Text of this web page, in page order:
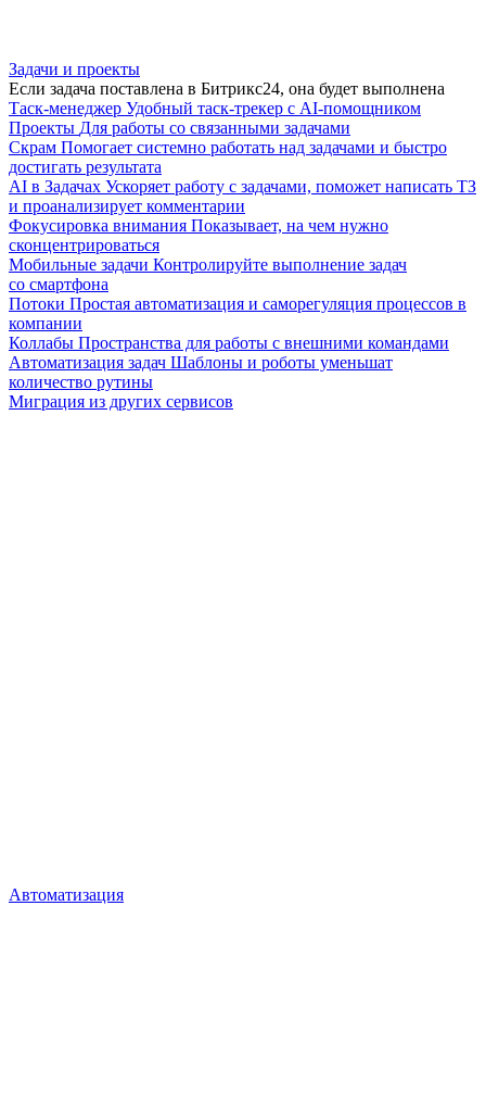
Задачи и проекты
Если задача поставлена в Битрикс24, она будет выполнена
Таск-менеджер Удобный таск-трекер с AI-помощником
Проекты Для работы со связанными задачами
Скрам Помогает системно работать над задачами и быстро
достигать результата
AI в Задачах Ускоряет работу с задачами, поможет написать ТЗ
и проанализирует комментарии
Фокусировка внимания Показывает, на чем нужно
сконцентрироваться
Мобильные задачи Контролируйте выполнение задач
со смартфона
Потоки Простая автоматизация и саморегуляция процессов в
компании
Коллабы Пространства для работы с внешними командами
Автоматизация задач Шаблоны и роботы уменьшат
количество рутины
Миграция из других сервисов
Автоматизация